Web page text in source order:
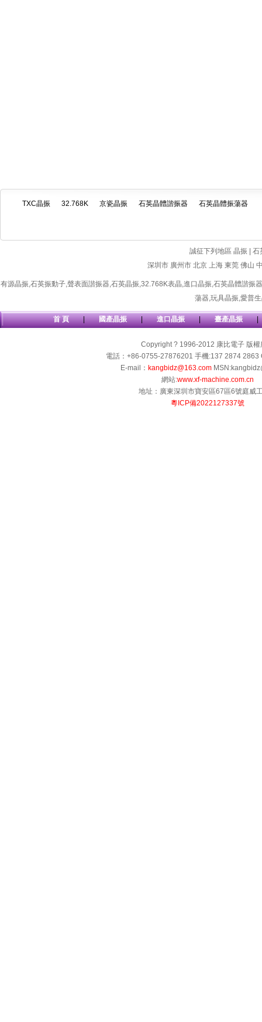
TXC晶振 32.768K 京瓷晶振 石英晶體諧振器 石英晶體振蕩器
誠征下列地區 晶振 |
深圳市 廣州市 北京 上海 東莞 佛山
有源晶振,石英振動子,聲表面諧振器,石英晶振,32.768K表晶,進口晶振,石英晶體諧振器
蕩器,玩具晶振,愛普
首 頁 | 國產晶振 | 進口晶振 | 臺產晶振 |
Copyright ? 1996-2012 康比電子 版權
電話：+86-0755-27876201 手機:137 2874 2863
E-mail： kangbidz@163.com
網站:www.xf-machine.com.cn
地址：廣東深圳市寶安區67區6號庭威
粵ICP備2022127337號